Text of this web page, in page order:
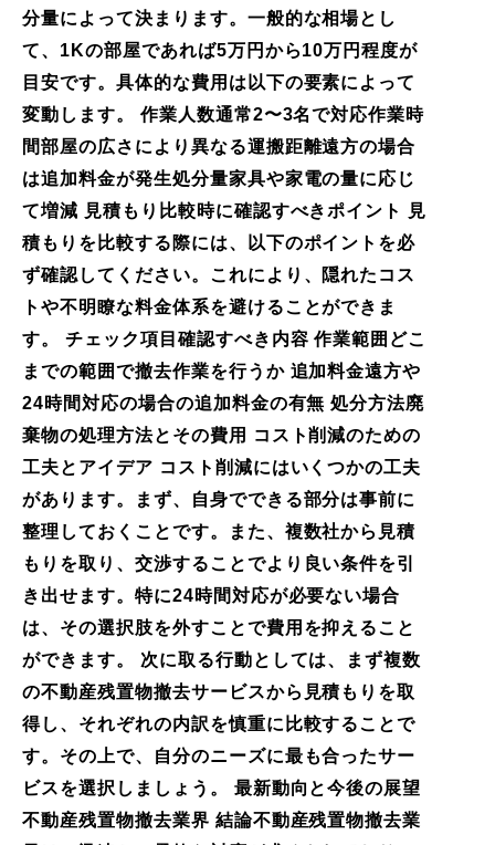
分量によって決まります。一般的な相場とし
て、1Kの部屋であれば5万円から10万円程度が
目安です。具体的な費用は以下の要素によって
変動します。 作業人数通常2〜3名で対応作業時
間部屋の広さにより異なる運搬距離遠方の場合
は追加料金が発生処分量家具や家電の量に応じ
て増減 見積もり比較時に確認すべきポイント 見
積もりを比較する際には、以下のポイントを必
ず確認してください。これにより、隠れたコス
トや不明瞭な料金体系を避けることができま
す。 チェック項目確認すべき内容 作業範囲どこ
までの範囲で撤去作業を行うか 追加料金遠方や
24時間対応の場合の追加料金の有無 処分方法廃
棄物の処理方法とその費用 コスト削減のための
工夫とアイデア コスト削減にはいくつかの工夫
があります。まず、自身でできる部分は事前に
整理しておくことです。また、複数社から見積
もりを取り、交渉することでより良い条件を引
き出せます。特に24時間対応が必要ない場合
は、その選択肢を外すことで費用を抑えること
ができます。 次に取る行動としては、まず複数
の不動産残置物撤去サービスから見積もりを取
得し、それぞれの内訳を慎重に比較することで
す。その上で、自分のニーズに最も合ったサー
ビスを選択しましょう。 最新動向と今後の展望
不動産残置物撤去業界 結論不動産残置物撤去業